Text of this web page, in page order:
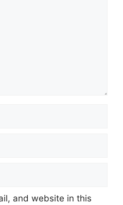
and website in this